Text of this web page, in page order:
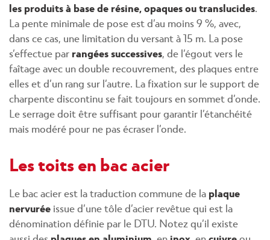
les produits à base de résine, opaques ou translucides
La pente minimale de pose est d’au moins 9 %, avec,
dans ce cas, une limitation du versant à 15 m. La pose
s’effectue par rangées successives , de l’égout vers le
faîtage avec un double recouvrement, des plaques entre
elles et d’un rang sur l’autre. La fixation sur le support de
charpente discontinu se fait toujours en sommet d’onde.
Le serrage doit être suffisant pour garantir l’étanchéité
mais modéré pour ne pas écraser l’onde.
Les toits en bac acier
Le bac acier est la traduction commune de la plaque
nervurée issue d’une tôle d’acier revêtue qui est la
dénomination définie par le DTU. Notez qu’il existe